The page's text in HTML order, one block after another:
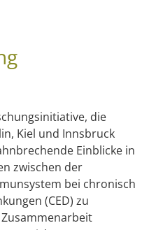
die
Kiel und Innsbruck
Einblicke in
zwischen der
bei chronisch
(CED) zu